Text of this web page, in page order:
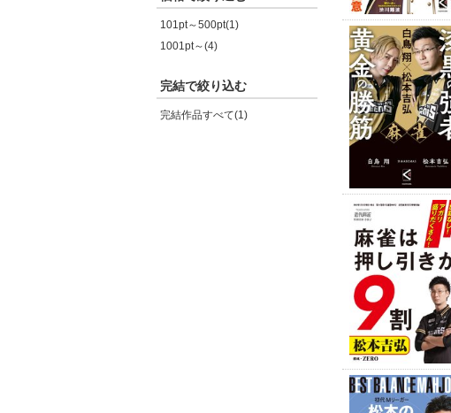
101pt～500pt(1)
1001pt～(4)
完結で絞り込む
完結作品すべて(1)